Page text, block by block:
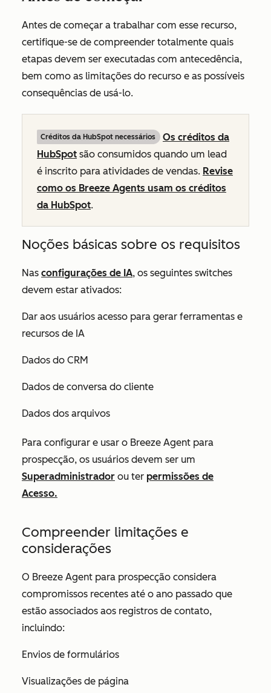
Antes de começar a trabalhar com esse recurso,
certifique-se de compreender totalmente quais
etapas devem ser executadas com antecedência,
bem como as limitações do recurso e as possíveis
consequências de usá-lo.
Créditos da HubSpot necessários
Os créditos da
HubSpot são consumidos quando um lead
é inscrito para atividades de vendas. Revise
como os Breeze Agents usam os créditos
da HubSpot.
Noções básicas sobre os requisitos
Nas configurações de IA, os seguintes switches
devem estar ativados:
Dar aos usuários acesso para gerar ferramentas e
recursos de IA
Dados do CRM
Dados de conversa do cliente
Dados dos arquivos
Para configurar e usar o Breeze Agent para
prospecção, os usuários devem ser um
Superadministrador ou ter permissões de
Acesso.
Compreender limitações e
considerações
O Breeze Agent para prospecção considera
compromissos recentes até o ano passado que
estão associados aos registros de contato,
incluindo:
Envios de formulários
Visualizações de página